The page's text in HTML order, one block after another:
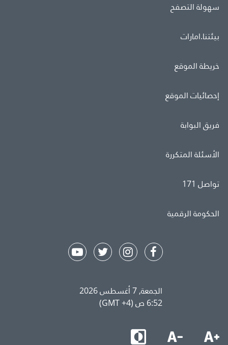
سهولة التصفح
بيئتنا.امارات
خريطة الموقع
إحصائيات الموقع
فريق البوابة
الأسئلة المتكررة
تواصل 171
الحكومة الرقمية
الجمعة, 7 أغسطس 2026
6:52 ص (GMT +4)